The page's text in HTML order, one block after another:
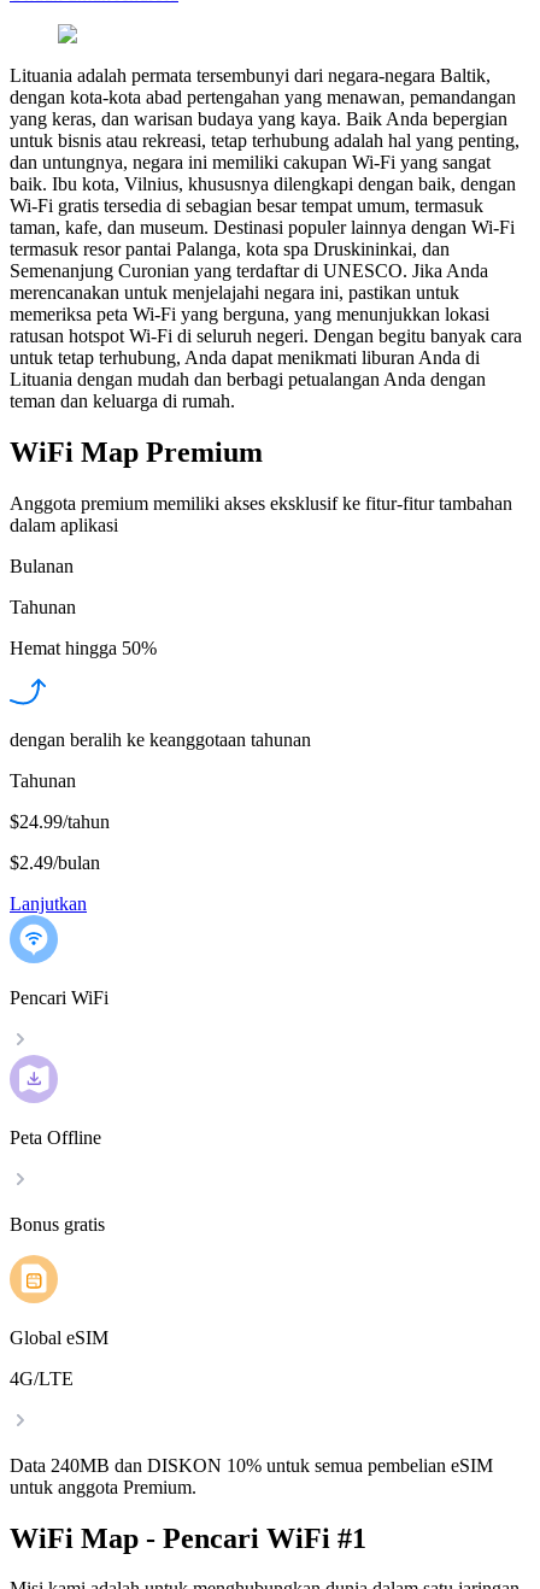
Lituania adalah permata tersembunyi dari negara-negara Baltik,
dengan kota-kota abad pertengahan yang menawan, pemandangan
yang keras, dan warisan budaya yang kaya. Baik Anda bepergian
untuk bisnis atau rekreasi, tetap terhubung adalah hal yang penting,
dan untungnya, negara ini memiliki cakupan Wi-Fi yang sangat
baik. Ibu kota, Vilnius, khususnya dilengkapi dengan baik, dengan
Wi-Fi gratis tersedia di sebagian besar tempat umum, termasuk
taman, kafe, dan museum. Destinasi populer lainnya dengan Wi-Fi
termasuk resor pantai Palanga, kota spa Druskininkai, dan
Semenanjung Curonian yang terdaftar di UNESCO. Jika Anda
merencanakan untuk menjelajahi negara ini, pastikan untuk
memeriksa peta Wi-Fi yang berguna, yang menunjukkan lokasi
ratusan hotspot Wi-Fi di seluruh negeri. Dengan begitu banyak cara
untuk tetap terhubung, Anda dapat menikmati liburan Anda di
Lituania dengan mudah dan berbagi petualangan Anda dengan
teman dan keluarga di rumah.
WiFi Map Premium
Anggota premium memiliki akses eksklusif ke fitur-fitur tambahan
dalam aplikasi
Bulanan
Tahunan
Hemat hingga 50%
dengan beralih ke keanggotaan tahunan
Tahunan
$24.99/tahun
$2.49/bulan
Lanjutkan
Pencari WiFi
Peta Offline
Bonus gratis
Global eSIM
4G/LTE
Data 240MB dan DISKON 10% untuk semua pembelian eSIM
untuk anggota Premium.
WiFi Map - Pencari WiFi #1